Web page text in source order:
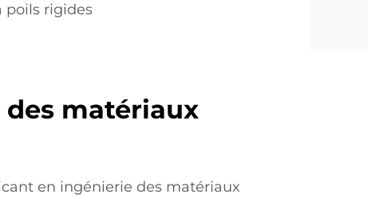
poils rigides
matériaux
en ingénierie des matériaux